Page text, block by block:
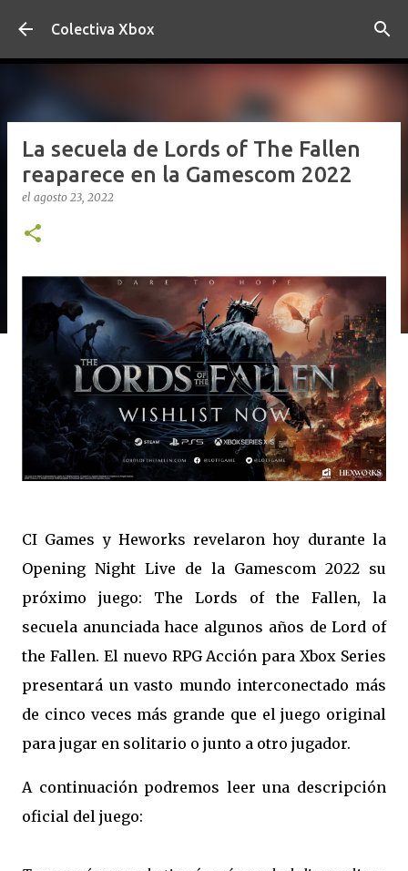
Ir al contenido principal
Colectiva Xbox
La secuela de Lords of The Fallen
reaparece en la Gamescom 2022
el agosto 23, 2022
CI Games y Heworks revelaron hoy durante la
Opening Night Live de la Gamescom 2022 su
próximo juego: The Lords of the Fallen, la
secuela anunciada hace algunos años de Lord of
the Fallen. El nuevo RPG Acción para Xbox Series
presentará un vasto mundo interconectado más
de cinco veces más grande que el juego original
para jugar en solitario o junto a otro jugador.
A continuación podremos leer una descripción
oficial del juego: